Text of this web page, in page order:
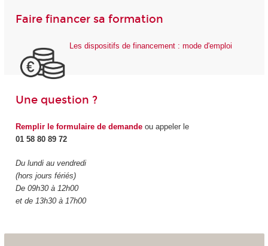
Faire financer sa formation
Les dispositifs de financement : mode d'emploi
Une question ?
Remplir le formulaire de demandeou appeler le
01 58 80 89 72
Du lundi au vendredi
(hors jours fériés)
De 09h30 à 12h00
et de 13h30 à 17h00